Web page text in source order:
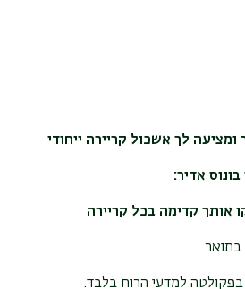
לך אשכול קריירה ייחודי
אדיר:
אותך קדימה בכל קריירה
בתואר
בפקולטה למדעי הרוח בלבד.